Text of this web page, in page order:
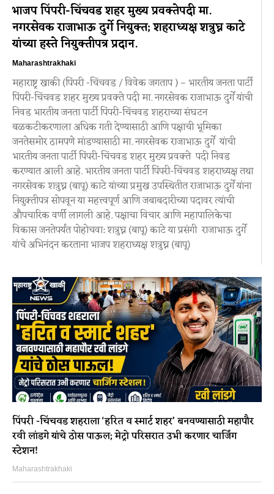
भाजप पिंपरी-चिंचवड शहर मुख्य प्रवक्तेपदी मा.
नगरसेवक राजाभाऊ दुर्गे नियुक्त; शहराध्यक्ष शत्रुघ्न काटे
यांच्या हस्ते नियुक्तीपत्र प्रदान.
Maharashtrakhaki
महाराष्ट्र खाकी (पिंपरी -चिंचवड / विवेक जगताप ) – भारतीय जनता पार्टी
पिंपरी-चिंचवड शहर मुख्य प्रवक्ते पदी मा. नगरसेवक राजाभाऊ दुर्गे यांची
निवड भारतीय जनता पार्टी पिंपरी-चिंचवड शहराच्या संघटन
बळकटीकरणाला अधिक गती देण्यासाठी आणि पक्षाची भूमिका
जनतेसमोर ठामपणे मांडण्यासाठी मा. नगरसेवक राजाभाऊ दुर्गे यांची
भारतीय जनता पार्टी पिंपरी-चिंचवड शहर मुख्य प्रवक्ते पदी निवड
करण्यात आली आहे. भारतीय जनता पार्टी पिंपरी-चिंचवड शहराध्यक्ष तथा
नगरसेवक शत्रुघ्न (बापू) काटे यांच्या प्रमुख उपस्थितीत राजाभाऊ दुर्गे यांना
नियुक्तीपत्र सोपवून या महत्त्वपूर्ण आणि जबाबदारीच्या पदावर त्यांची
औपचारिक वर्णी लागली आहे. पक्षाचा विचार आणि महापालिकेचा
विकास जनतेपर्यंत पोहोचवा: शत्रुघ्न (बापू) काटे या प्रसंगी राजाभाऊ दुर्गे
यांचे अभिनंदन करताना भाजप शहराध्यक्ष शत्रुघ्न (बापू)
पिंपरी -चिंचवड शहराला ‘हरित व स्मार्ट शहर’ बनवण्यासाठी महापौर
रवी लांडगे यांचे ठोस पाऊल; मेट्रो परिसरात उभी करणार चार्जिंग
स्टेशन!
Maharashtrakhaki